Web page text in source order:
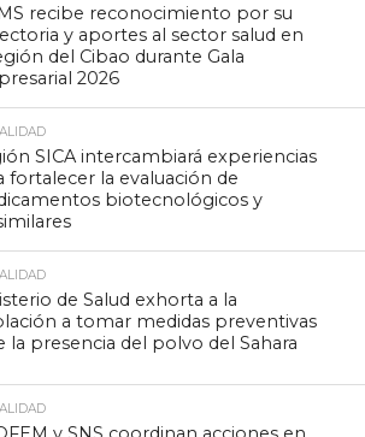
recibe reconocimiento por su
y aportes al sector salud en
del Cibao durante Gala
2026
SICA intercambiará experiencias
fortalecer la evaluación de
biotecnológicos y
de Salud exhorta a la
a tomar medidas preventivas
la presencia del polvo del Sahara